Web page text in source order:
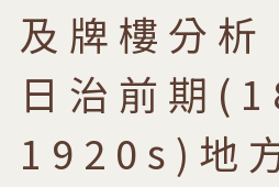
及牌樓分析
日治前期
1920s)地